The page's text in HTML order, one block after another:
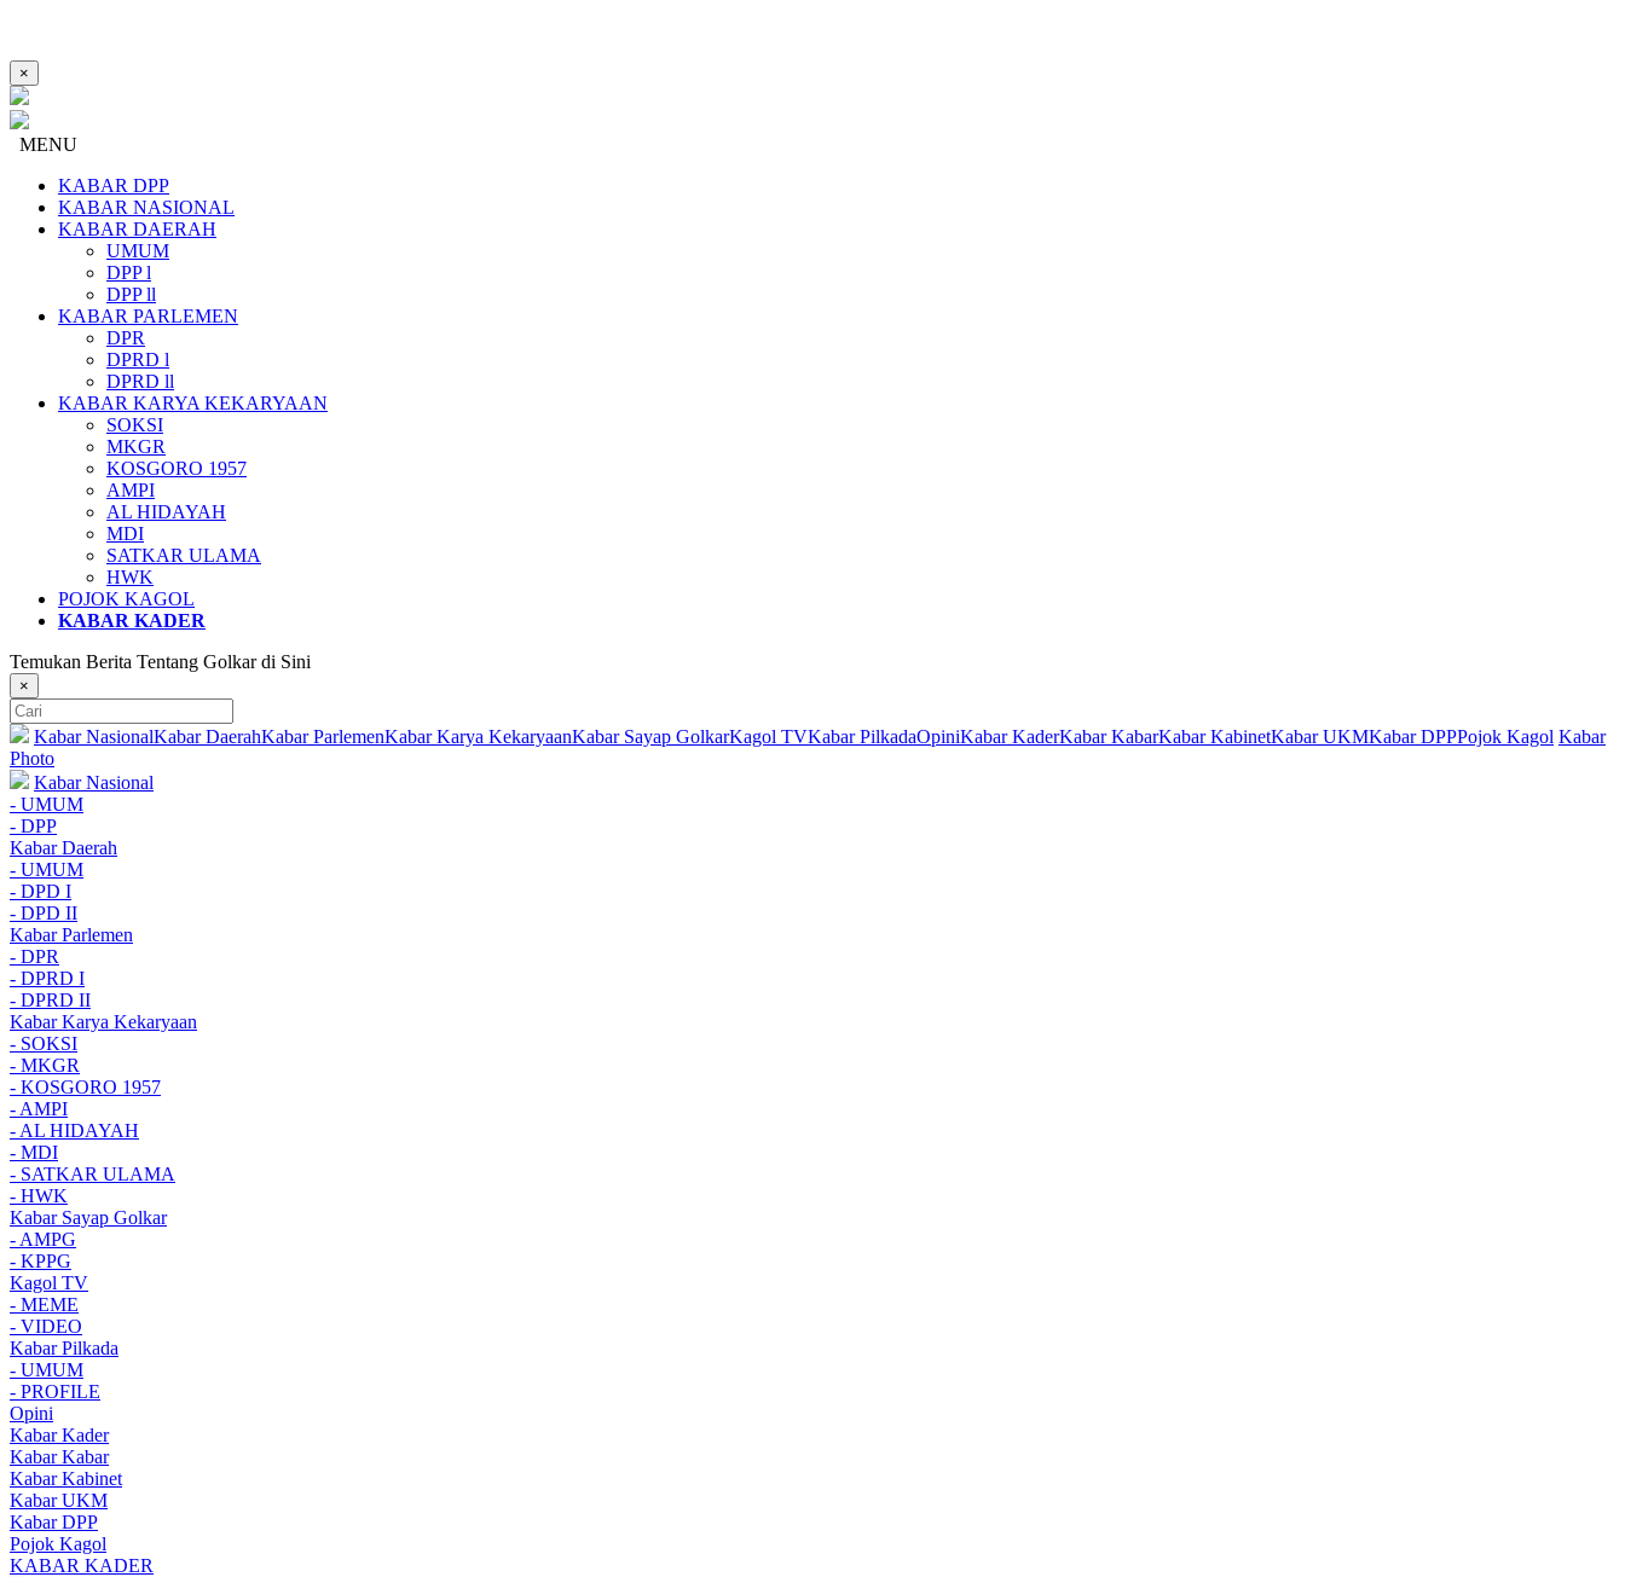
×
MENU
KABAR DPP
KABAR NASIONAL
KABAR DAERAH
UMUM
DPP l
DPP ll
KABAR PARLEMEN
DPR
DPRD l
DPRD ll
KABAR KARYA KEKARYAAN
SOKSI
MKGR
KOSGORO 1957
AMPI
AL HIDAYAH
MDI
SATKAR ULAMA
HWK
POJOK KAGOL
KABAR KADER
Temukan Berita Tentang Golkar di Sini
×
Kabar NasionalKabar DaerahKabar ParlemenKabar Karya KekaryaanKabar Sayap GolkarKagol TVKabar PilkadaOpiniKabar KaderKabar KabarKabar KabinetKabar UKMKabar DPPPojok Kagol Kabar
Photo
Kabar Nasional
- UMUM
- DPP
Kabar Daerah
- UMUM
- DPD I
- DPD II
Kabar Parlemen
- DPR
- DPRD I
- DPRD II
Kabar Karya Kekaryaan
- SOKSI
- MKGR
- KOSGORO 1957
- AMPI
- AL HIDAYAH
- MDI
- SATKAR ULAMA
- HWK
Kabar Sayap Golkar
- AMPG
- KPPG
Kagol TV
- MEME
- VIDEO
Kabar Pilkada
- UMUM
- PROFILE
Opini
Kabar Kader
Kabar Kabar
Kabar Kabinet
Kabar UKM
Kabar DPP
Pojok Kagol
KABAR KADER